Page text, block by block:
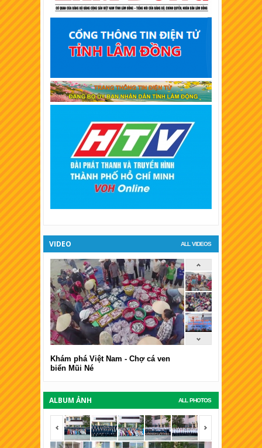
XSKT Bình Thuận
XSKT Vĩnh Long
XSKT Bình Dương
XSKT Long An
XSKT Bình Phước
XSKT Tiền Giang
XSKT Đà Lạt
ALL VIDEOS
VIDEO
Khám phá Việt Nam - Chợ cá ven
biển Mũi Né
ALL PHOTOS
ALBUM ẢNH
<span></span> <span></